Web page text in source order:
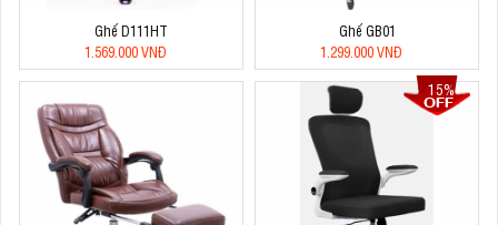
Ghế D111HT
1.569.000 VNĐ
Ghế GB01
1.299.000 VNĐ
15%